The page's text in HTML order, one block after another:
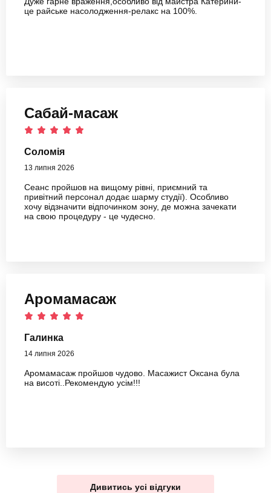
це райське насолодження-релакс на 100%.
Сабай-масаж
Соломія
13 липня 2026
Сеанс пройшов на вищому рівні, приємний та
привітний персонал додає шарму студії). Особливо
хочу відзначити відпочинком зону, де можна зачекати
на свою процедуру - це чудесно.
Аромамасаж
Галинка
14 липня 2026
Аромамасаж пройшов чудово. Масажист Оксана була
на висоті..Рекомендую усім!!!
Дивитись усі відгуки